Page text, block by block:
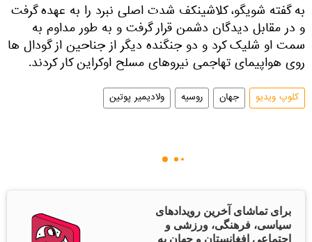
به گفته شویگو، کلاشینکف شدت اصلی نبرد را به عهده گرفت
و در مقابل دیدگان دشمن قرار گرفت و به طور مداوم به
سمت او شلیک کرد و دو جنگنده دیگر از جناحین از گودال ها
روی هواپیمای تهاجمی نیروهای مسلح اوکراین کار کردند.
کلوپ ویدیو جهان روسیه ولادیمیر پوتین
برای تماشای آخرین رویدادهای
سیاسی، فرهنگی، ورزشی و